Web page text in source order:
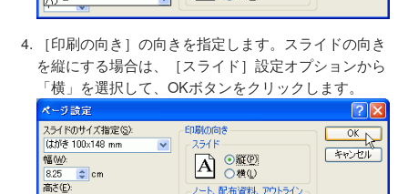
［印刷の向き］の向きを指定します。スライドの向き
を縦にする場合は、［スライド］設定オプションから
「横」を選択して、OKボタンをクリックします。